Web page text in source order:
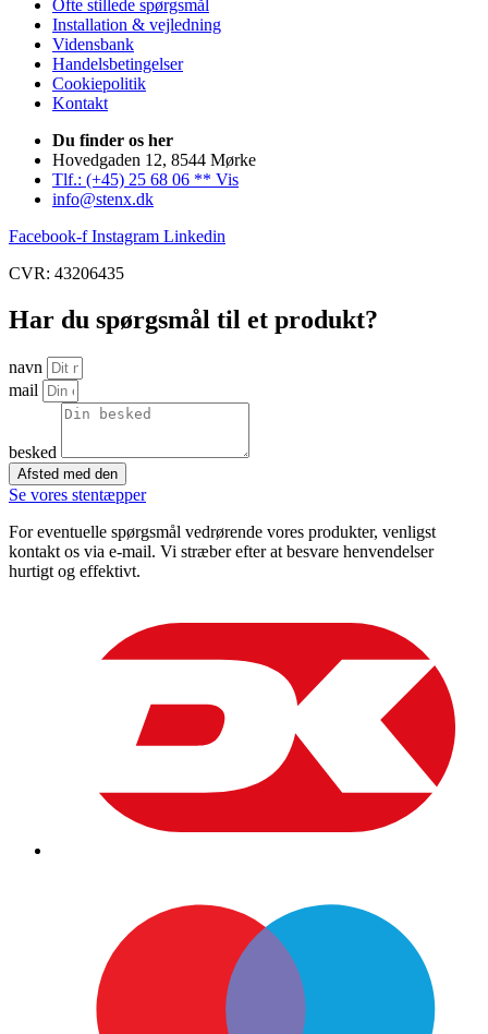
Ofte stillede spørgsmål
Installation & vejledning
Vidensbank
Handelsbetingelser
Cookiepolitik
Kontakt
Du finder os her
Hovedgaden 12, 8544 Mørke
Tlf.: (+45) 25 68 06 ** Vis
info@stenx.dk
Facebook-f Instagram Linkedin
CVR: 43206435
Har du spørgsmål til et produkt?
navn
mail
besked
Afsted med den
Se vores stentæpper
For eventuelle spørgsmål vedrørende vores produkter, venligst
kontakt os via e-mail. Vi stræber efter at besvare henvendelser
hurtigt og effektivt.